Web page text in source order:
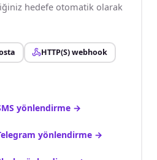
hedefe otomatik olarak
HTTP(S) webhook
yönlendirme→
yönlendirme→